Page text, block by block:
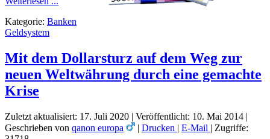
Kategorie: Banken
Geldsystem
Mit dem Dollarsturz auf dem Weg zur
neuen Weltwährung durch eine gemachte
Krise
Zuletzt aktualisiert: 17. Juli 2020 | Veröffentlicht: 10. Mai 2014 |
Geschrieben von qanon europa | Drucken | E-Mail | Zugriffe: